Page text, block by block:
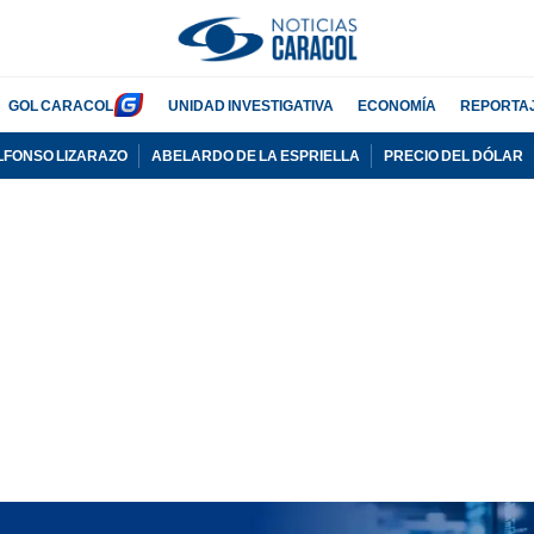
GOL CARACOL UNIDAD INVESTIGATIVA ECONOMÍA
LIZARAZO ABELARDO DE LA ESPRIELLA PRECIO DEL DÓLAR